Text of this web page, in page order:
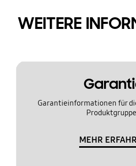
WEITERE
Garantieinformationen für
MEHR